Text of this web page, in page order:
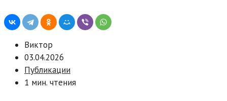
Виктор
03.04.2026
Публикации
1 мин. чтения